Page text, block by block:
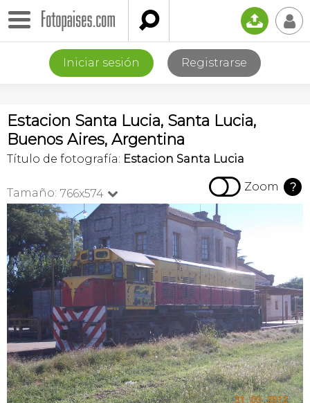
 📤 👤
Iniciar sesión Registrarse
Estacion Santa Lucia, Santa Lucia,
Buenos Aires, Argentina
Título de fotografía: Estacion Santa Lucia
Tamaño: 766x574   Zoom ?